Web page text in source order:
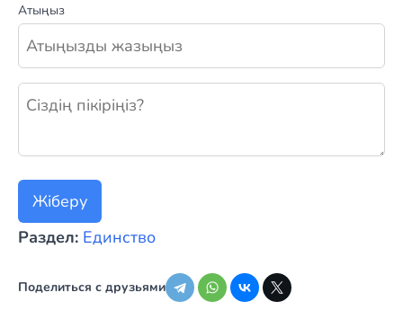
Атыңыз
Жаңа пікір қалдыру
Жіберу
Раздел: Единство
Поделиться с друзьями